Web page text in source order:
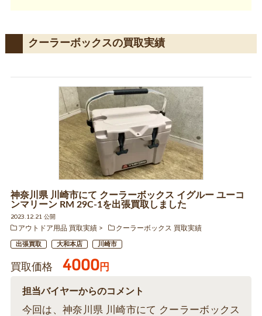
クーラーボックスの買取実績
神奈川県 川崎市にて クーラーボックス イグルー ユーコ
ンマリーン RM 29C-1を出張買取しました
2023.12.21 公開
アウトドア用品 買取実績
クーラーボックス 買取実績
出張買取 大和本店 川崎市
買取価格 4000円
担当バイヤーからのコメント
今回は、神奈川県 川崎市にて クーラーボックス